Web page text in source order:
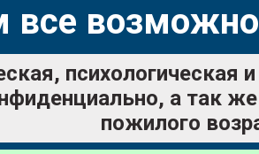
психологическая
а так
пожилого